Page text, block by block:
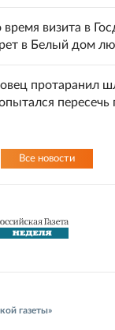
время визита в
в Белый дом
протаранил
пересечь
Все новости
газеты»